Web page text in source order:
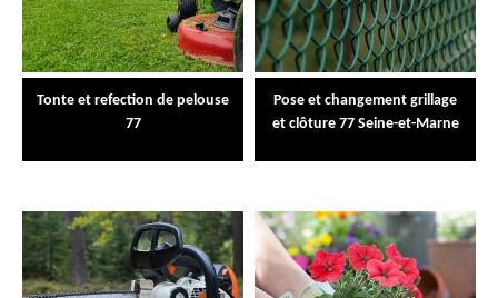
Tonte et refection de pelouse
77
Pose et changement grillage
et clôture 77 Seine-et-Marne